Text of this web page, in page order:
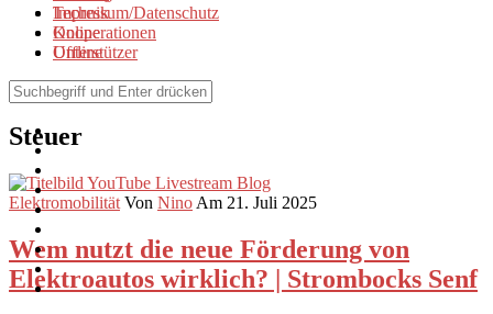
Impressum/Datenschutz
Kooperationen
Unterstützer
Technik
Online
Offline
Browse Tag
Steuer
Elektromobilität Von Nino Am 21. Juli 2025
Wem nutzt die neue Förderung von
Elektroautos wirklich? | Strombocks Senf